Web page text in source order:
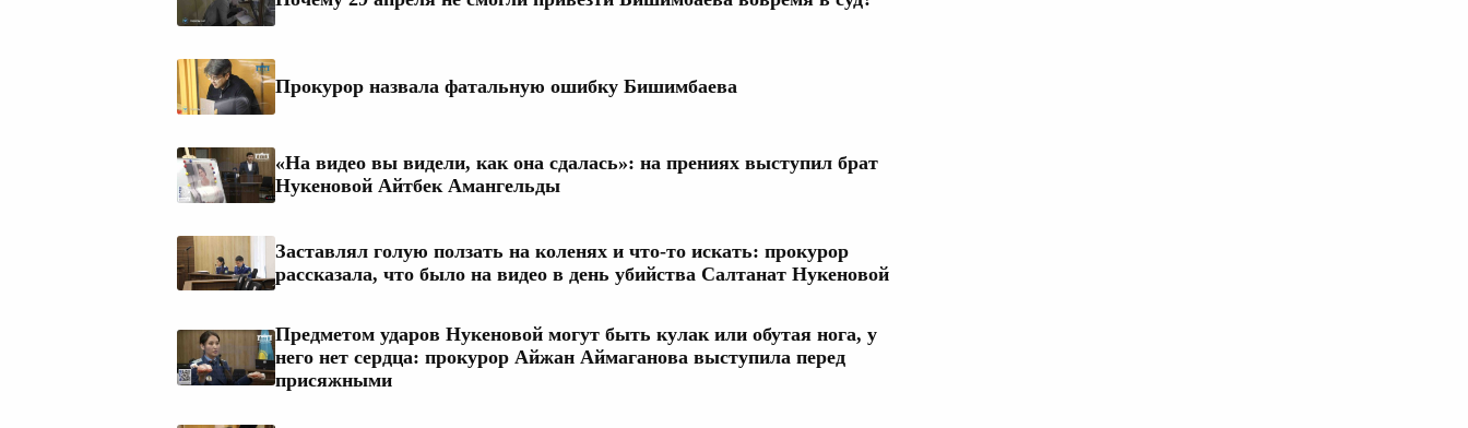
Прокурор назвала фатальную ошибку Бишимбаева
«На видео вы видели, как она сдалась»: на прениях выступил брат
Нукеновой Айтбек Амангельды
Заставлял голую ползать на коленях и что-то искать: прокурор
рассказала, что было на видео в день убийства Салтанат Нукеновой
Предметом ударов Нукеновой могут быть кулак или обутая нога, у
него нет сердца: прокурор Айжан Аймаганова выступила перед
присяжными